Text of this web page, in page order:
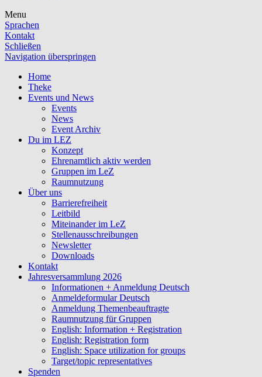
Menu
Sprachen
Kontakt
Schließen
Navigation überspringen
Home
Theke
Events und News
Events
News
Event Archiv
Du im LEZ
Konzept
Ehrenamtlich aktiv werden
Gruppen im LeZ
Raumnutzung
Über uns
Barrierefreiheit
Leitbild
Miteinander im LeZ
Stellenausschreibungen
Newsletter
Downloads
Kontakt
Jahresversammlung 2026
Informationen + Anmeldung Deutsch
Anmeldeformular Deutsch
Anmeldung Themenbeauftragte
Raumnutzung für Gruppen
English: Information + Registration
English: Registration form
English: Space utilization for groups
Target/topic representatives
Spenden